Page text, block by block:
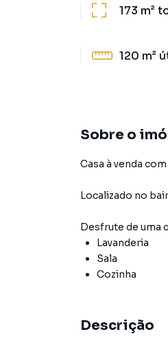
173 m²
120 m²
Sobre o
Casa à venda
Localizado no
Desfrute de uma
Lavanderia
Sala
Cozinha
Descrição